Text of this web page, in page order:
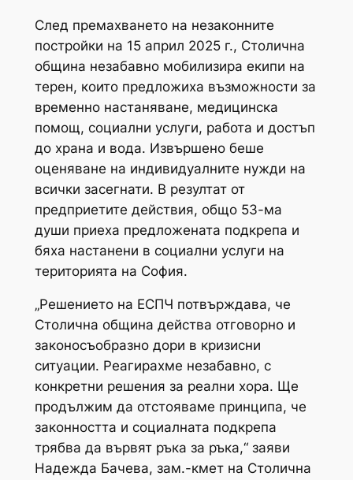
След премахването на незаконните
постройки на 15 април 2025 г., Столична
община незабавно мобилизира екипи на
терен, които предложиха възможности за
временно настаняване, медицинска
помощ, социални услуги, работа и достъп
до храна и вода. Извършено беше
оценяване на индивидуалните нужди на
всички засегнати. В резултат от
предприетите действия, общо 53-ма
души приеха предложената подкрепа и
бяха настанени в социални услуги на
територията на София.
„Решението на ЕСПЧ потвърждава, че
Столична община действа отговорно и
законосъобразно дори в кризисни
ситуации. Реагирахме незабавно, с
конкретни решения за реални хора. Ще
продължим да отстояваме принципа, че
законността и социалната подкрепа
трябва да вървят ръка за ръка,“ заяви
Надежда Бачева, зам.-кмет на Столична